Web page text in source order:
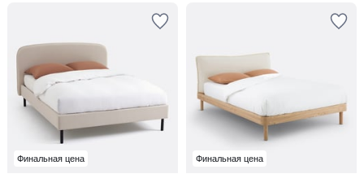
Финальная цена Финальная цена